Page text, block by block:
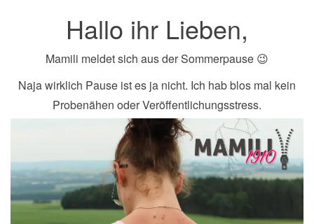
o
Hallo ihr Lieben,
Mamili meldet sich aus der Sommerpause 😉
Naja wirklich Pause ist es ja nicht. Ich hab blos mal kein
Probenähen oder Veröffentlichungsstress.